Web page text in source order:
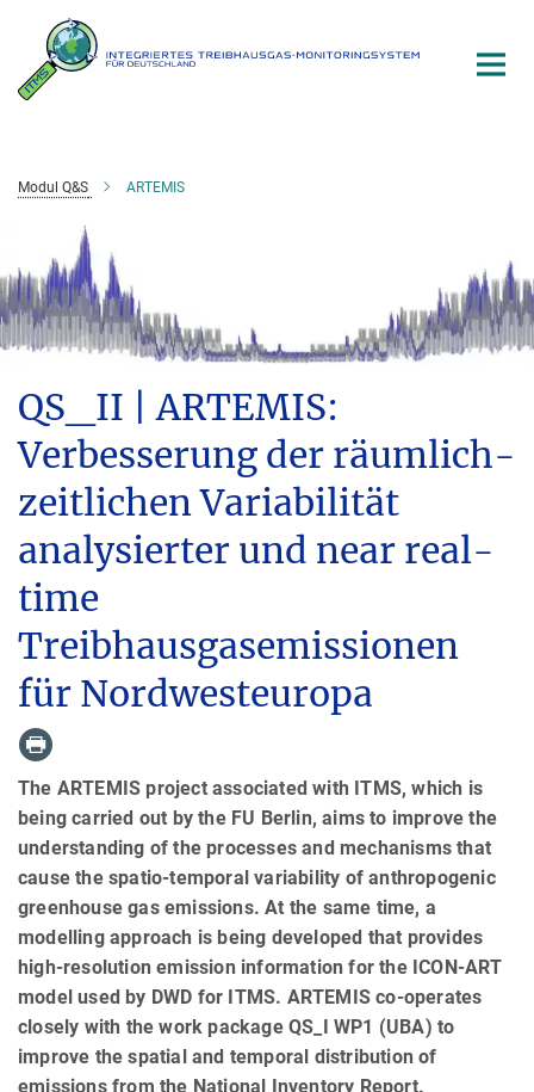
Hauptinhalt
Modul Q&S ARTEMIS
QS_II | ARTEMIS:
Verbesserung der räumlich-
zeitlichen Variabilität
analysierter und near real-
time
Treibhausgasemissionen
für Nordwesteuropa
The ARTEMIS project associated with ITMS, which is
being carried out by the FU Berlin, aims to improve the
understanding of the processes and mechanisms that
cause the spatio-temporal variability of anthropogenic
greenhouse gas emissions. At the same time, a
modelling approach is being developed that provides
high-resolution emission information for the ICON-ART
model used by DWD for ITMS. ARTEMIS co-operates
closely with the work package QS_I WP1 (UBA) to
improve the spatial and temporal distribution of
emissions from the National Inventory Report.